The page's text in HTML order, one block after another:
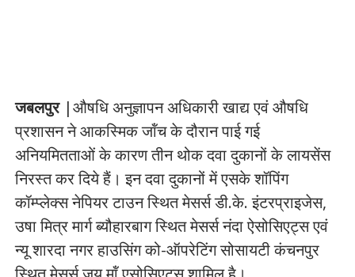
जबलपुर|औषधि अनुज्ञापन अधिकारी खाद्य एवं औषधि
प्रशासन ने आकस्मिक जॉंच के दौरान पाई गई
अनियमितताओं के कारण तीन थोक दवा दुकानों के लायसेंस
निरस्त कर दिये हैं। इन दवा दुकानों में एसके शॉपिंग
कॉम्प्लेक्स नेपियर टाउन स्थित मेसर्स डी.के. इंटरप्राइजेस,
उषा मित्र मार्ग ब्यौहारबाग स्थित मेसर्स नंदा ऐसोसिएट्स एवं
न्यू शारदा नगर हाउसिंग को-ऑपरेटिंग सोसायटी कंचनपुर